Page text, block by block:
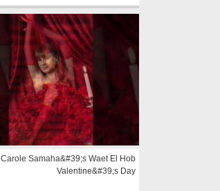
Carole Samaha&#39;s Waet El Hob
Valentine&#39;s Day